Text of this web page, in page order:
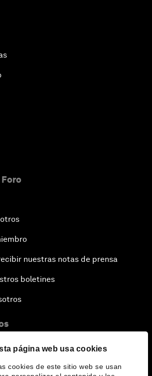
página web usa cookies
cookies de este sitio web se usan
nuestras notas de prensa
boletines
el Foro